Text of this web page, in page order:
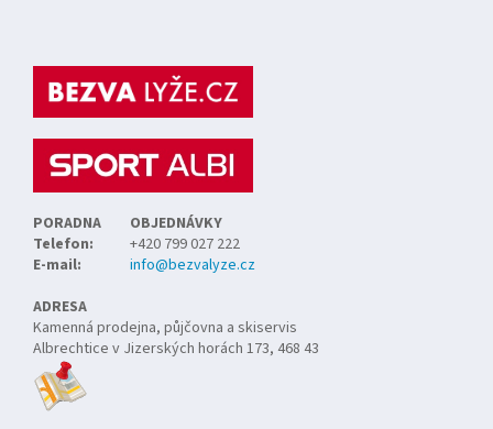
PORADNA
OBJEDNÁVKY
Telefon:
+420 799 027 222
E-mail:
info@bezvalyze.cz
ADRESA
Kamenná prodejna, půjčovna a skiservis
Albrechtice v Jizerských horách 173, 468 43